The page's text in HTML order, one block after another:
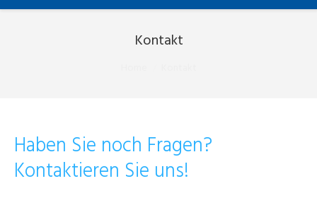
Kontakt
Haben Sie noch Fragen?
Kontaktieren Sie uns!